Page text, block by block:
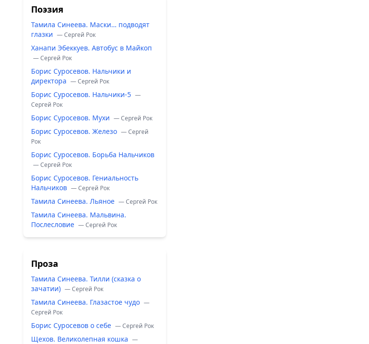
Поэзия
Тамила Синеева. Маски… подводят
глазки — Сергей Рок
Ханапи Эбеккуев. Автобус в Майкоп
— Сергей Рок
Борис Суросевов. Нальчики и
директора — Сергей Рок
Борис Суросевов. Нальчики-5 —
Сергей Рок
Борис Суросевов. Мухи — Сергей Рок
Борис Суросевов. Железо — Сергей
Рок
Борис Суросевов. Борьба Нальчиков
— Сергей Рок
Борис Суросевов. Гениальность
Нальчиков — Сергей Рок
Тамила Синеева. Льяное — Сергей Рок
Тамила Синеева. Мальвина.
Послесловие — Сергей Рок
Проза
Тамила Синеева. Тилли (сказка о
зачатии) — Сергей Рок
Тамила Синеева. Глазастое чудо —
Сергей Рок
Борис Суросевов о себе — Сергей Рок
Щехов. Великолепная кошка —